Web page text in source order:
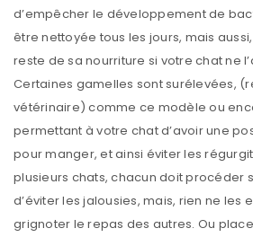
d’empêcher le développement de
être nettoyée tous les jours, mais
reste de sa nourriture si votre chat ne
Certaines gamelles sont surélevées,
vétérinaire) comme ce modèle ou
permettant à votre chat d’avoir une
pour manger, et ainsi éviter les
plusieurs chats, chacun doit procéder
d’éviter les jalousies, mais, rien ne les
grignoter le repas des autres. Ou